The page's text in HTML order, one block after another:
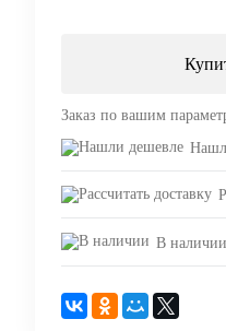
Заказ по вашим
В наличии